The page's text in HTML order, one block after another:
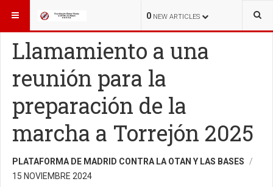
0 NEW ARTICLES
ESTÁ AQUÍ: COLABORACIONES
Llamamiento a una
reunión para la
preparación de la
marcha a Torrejón 2025
PLATAFORMA DE MADRID CONTRA LA OTAN Y LAS BASES
15 NOVIEMBRE 2024